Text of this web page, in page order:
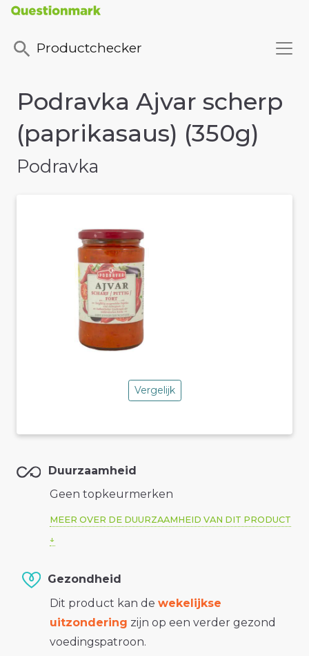
Productchecker
Podravka Ajvar scherp
(paprikasaus) (350g)
Podravka
Vergelijk
Duurzaamheid
Geen topkeurmerken
MEER OVER DE DUURZAAMHEID VAN DIT PRODUCT
Gezondheid
Dit product kan de wekelijkse
uitzondering zijn op een verder gezond
voedingspatroon.